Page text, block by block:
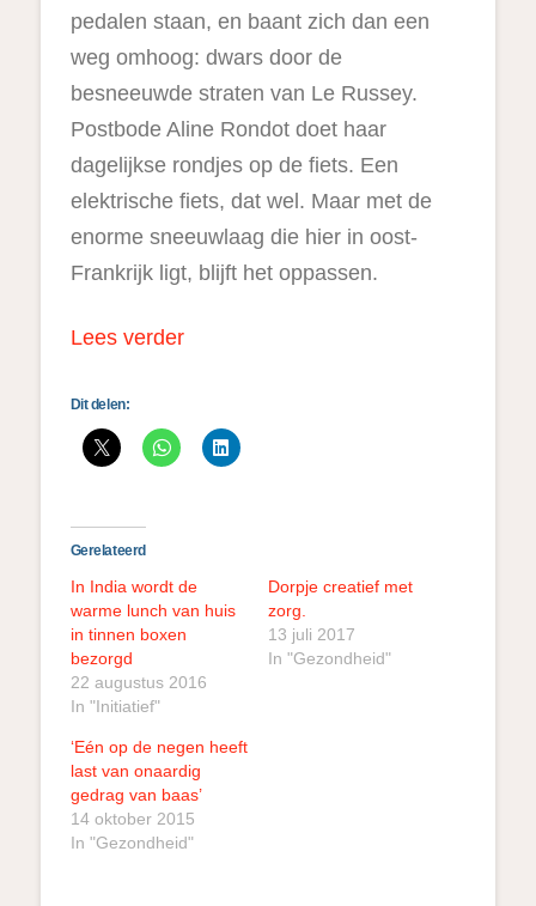
pedalen staan, en baant zich dan een
weg omhoog: dwars door de
besneeuwde straten van Le Russey.
Postbode Aline Rondot doet haar
dagelijkse rondjes op de fiets. Een
elektrische fiets, dat wel. Maar met de
enorme sneeuwlaag die hier in oost-
Frankrijk ligt, blijft het oppassen.
Lees verder
Dit delen:
Gerelateerd
In India wordt de
warme lunch van huis
in tinnen boxen
bezorgd
22 augustus 2016
In "Initiatief"
Dorpje creatief met
zorg.
13 juli 2017
In "Gezondheid"
‘Eén op de negen heeft
last van onaardig
gedrag van baas’
14 oktober 2015
In "Gezondheid"